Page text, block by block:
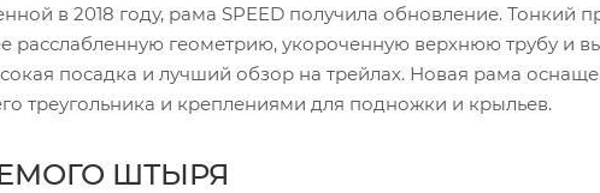
в 2018 году, рама SPEED получила обновление. Тонкий
расслабленную геометрию, укороченную верхнюю трубу и
посадка и лучший обзор на трейлах. Новая рама
треугольника и креплениями для подножки и крыльев.
ШТЫРЯ